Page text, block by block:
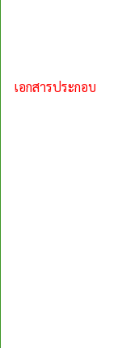
เอกสารประกอบ